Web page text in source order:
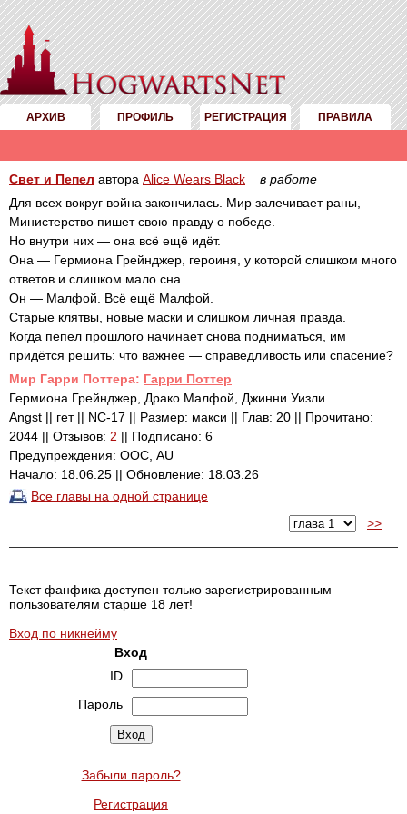
АРХИВ ПРОФИЛЬ РЕГИСТРАЦИЯ ПРАВИЛА
Свет и Пепел автора Alice Wears Black
в работе
Для всех вокруг война закончилась. Мир залечивает раны,
Министерство пишет свою правду о победе.
Но внутри них — она всё ещё идёт.
Она — Гермиона Грейнджер, героиня, у которой слишком много
ответов и слишком мало сна.
Он — Малфой. Всё ещё Малфой.
Старые клятвы, новые маски и слишком личная правда.
Когда пепел прошлого начинает снова подниматься, им
придётся решить: что важнее — справедливость или спасение?
Mир Гарри Поттера: Гарри Поттер
Гермиона Грейнджер, Драко Малфой, Джинни Уизли
Angst || гет || NC-17 || Размер: макси || Глав: 20 || Прочитано:
2044 || Отзывов: 2 || Подписано: 6
Предупреждения: ООС, AU
Начало: 18.06.25 || Обновление: 18.03.26
Все главы на одной странице
>>
Текст фанфика доступен только зарегистрированным
пользователям старше 18 лет!
Вход по никнейму
Вход
ID
Пароль
Забыли пароль?
Регистрация